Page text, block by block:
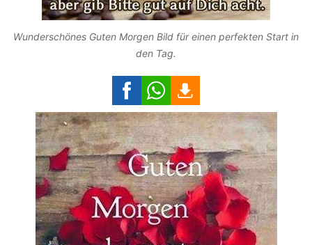
Wunderschönes Guten Morgen Bild für einen perfekten Start in
den Tag.